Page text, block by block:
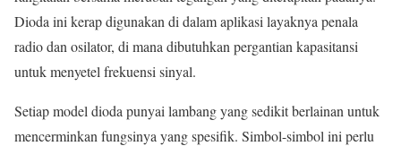
Dioda ini kerap digunakan di dalam aplikasi layaknya penala
radio dan osilator, di mana dibutuhkan pergantian kapasitansi
untuk menyetel frekuensi sinyal.
Setiap model dioda punyai lambang yang sedikit berlainan untuk
mencerminkan fungsinya yang spesifik. Simbol-simbol ini perlu